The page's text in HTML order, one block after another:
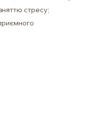
стресу;